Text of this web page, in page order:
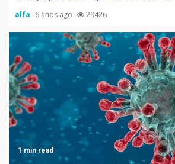
Sonrisas
alfa 6 años ago 29426
1 min read